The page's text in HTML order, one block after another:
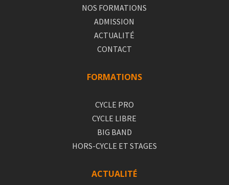
NOS FORMATIONS
ADMISSION
ACTUALITÉ
CONTACT
FORMATIONS
CYCLE PRO
CYCLE LIBRE
BIG BAND
HORS-CYCLE ET STAGES
ACTUALITÉ